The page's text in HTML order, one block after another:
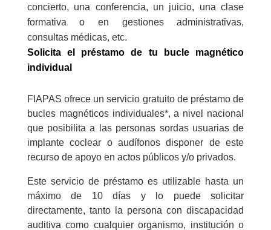
concierto, una conferencia, un juicio, una clase
formativa o en gestiones administrativas,
consultas médicas, etc.
Solicita el préstamo de tu bucle magnético
individual
FIAPAS ofrece un servicio gratuito de préstamo de
bucles magnéticos individuales*, a nivel nacional
que posibilita a las personas sordas usuarias de
implante coclear o audífonos disponer de este
recurso de apoyo en actos públicos y/o privados.
Este servicio de préstamo es utilizable hasta un
máximo de 10 días y lo puede solicitar
directamente, tanto la persona con discapacidad
auditiva como cualquier organismo, institución o